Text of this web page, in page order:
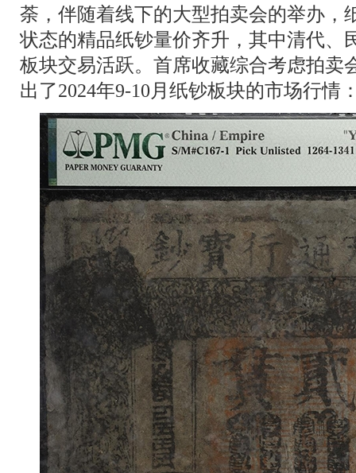
荼，伴随着线下的大型拍卖会的举办，
状态的精品纸钞量价齐升，其中清代、
板块交易活跃。首席收藏综合考虑拍卖
出了2024年9-10月纸钞板块的市场行情